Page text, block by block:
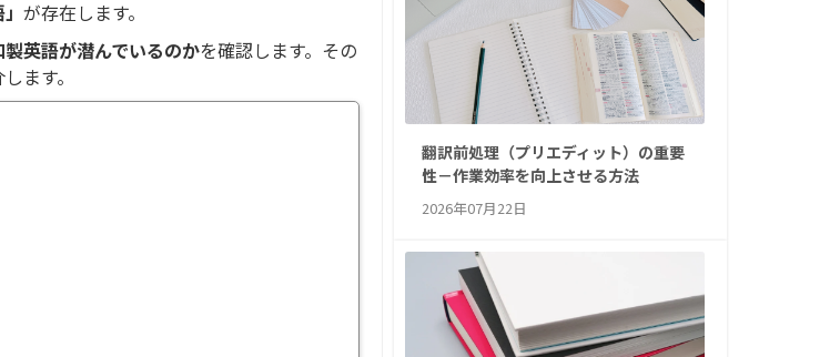
が存在します。
英語が潜んでいるのかを確認します。その
ます。
翻訳前処理（プリエディット）の重要
性－作業効率を向上させる方法
2026年07月22日